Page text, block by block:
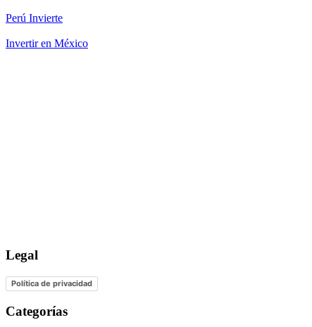
Perú Invierte
Invertir en México
Legal
Política de privacidad
Categorías